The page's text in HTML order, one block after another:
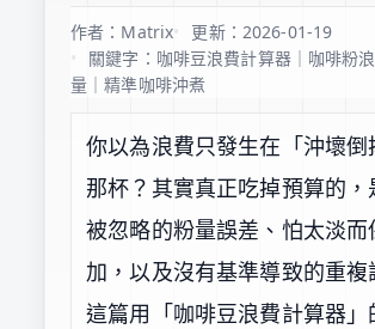
作者：Matrix
更新：2026-01-19
關鍵字：咖啡豆浪費計算器｜咖啡粉
量｜精準咖啡沖煮
你以為浪費只發生在「沖壞倒
那杯？其實真正吃掉預算的，
被忽略的粉量誤差、怕太淡而
加，以及沒有基準導致的重複
這篇用「咖啡豆浪費計算器」